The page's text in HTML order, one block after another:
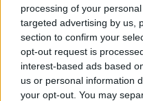
processing of your
targeted advertising by us,
section to confirm your
opt-out request is
interest-based ads based
us or personal information
your opt-out. You may
siekia apsaugoti
planuoja ilgalaikius
ieško lankstaus